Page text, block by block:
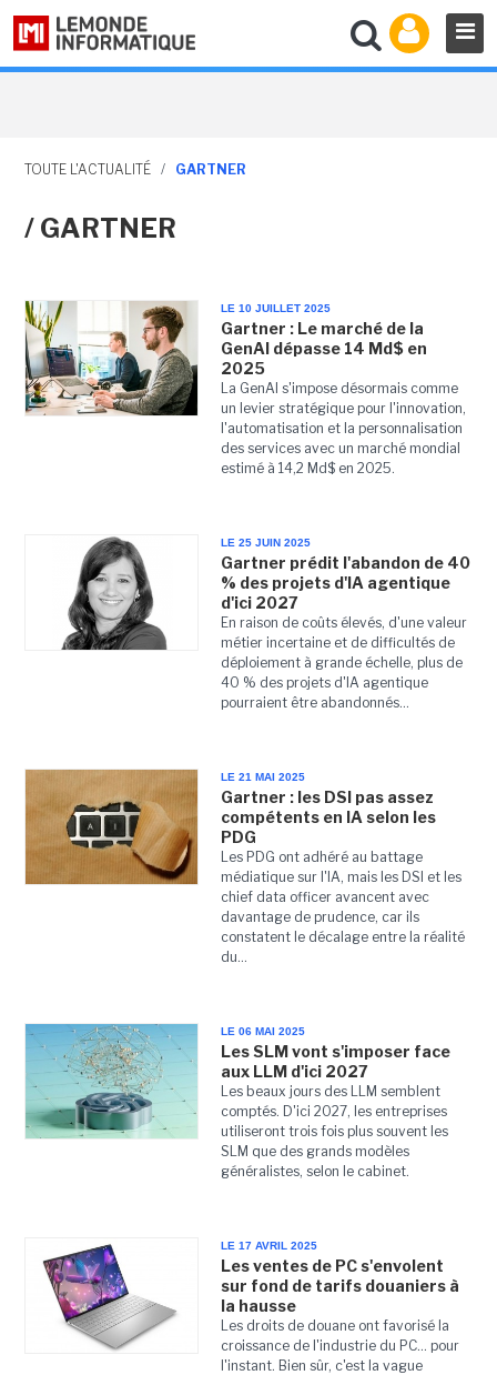
TOUTE L'ACTUALITÉ / GARTNER
/ GARTNER
LE 10 JUILLET 2025
Gartner : Le marché de la
GenAI dépasse 14 Md$ en
2025
La GenAI s'impose désormais comme
un levier stratégique pour l'innovation,
l'automatisation et la personnalisation
des services avec un marché mondial
estimé à 14,2 Md$ en 2025.
LE 25 JUIN 2025
Gartner prédit l'abandon de 40
% des projets d'IA agentique
d'ici 2027
En raison de coûts élevés, d'une valeur
métier incertaine et de difficultés de
déploiement à grande échelle, plus de
40 % des projets d'IA agentique
pourraient être abandonnés...
LE 21 MAI 2025
Gartner : les DSI pas assez
compétents en IA selon les
PDG
Les PDG ont adhéré au battage
médiatique sur l'IA, mais les DSI et les
chief data officer avancent avec
davantage de prudence, car ils
constatent le décalage entre la réalité
du...
LE 06 MAI 2025
Les SLM vont s'imposer face
aux LLM d'ici 2027
Les beaux jours des LLM semblent
comptés. D'ici 2027, les entreprises
utiliseront trois fois plus souvent les
SLM que des grands modèles
généralistes, selon le cabinet.
LE 17 AVRIL 2025
Les ventes de PC s'envolent
sur fond de tarifs douaniers à
la hausse
Les droits de douane ont favorisé la
croissance de l'industrie du PC... pour
l'instant. Bien sûr, c'est la vague